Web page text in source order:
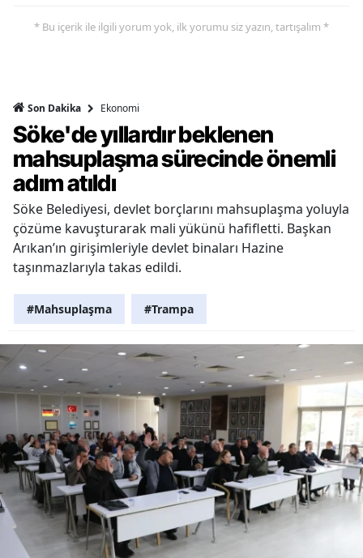
* Bu içerik ile ilgili yorum yok, ilk yorumu siz yazın, tartışalım *
Son Dakika Ekonomi
Söke'de yıllardır beklenen
mahsuplaşma sürecinde önemli
adım atıldı
Söke Belediyesi, devlet borçlarını mahsuplaşma yoluyla
çözüme kavuşturarak mali yükünü hafifletti. Başkan
Arıkan’ın girişimleriyle devlet binaları Hazine
taşınmazlarıyla takas edildi.
#Mahsuplaşma #Trampa